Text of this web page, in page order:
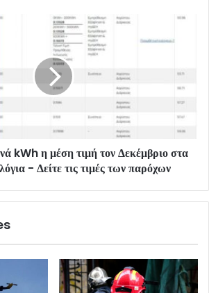
kWh η μέση τιμή τον Δεκέμβριο στα
- Δείτε τις τιμές των παρόχων